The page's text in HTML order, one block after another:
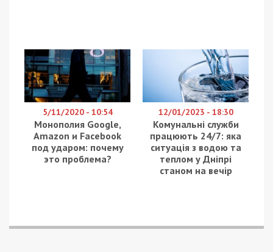
5/11/2020 - 10:54
Монополия Google,
Amazon и Facebook
под ударом: почему
это проблема?
12/01/2023 - 18:30
Комунальні служби
працюють 24/7: яка
ситуація з водою та
теплом у Дніпрі
станом на вечір